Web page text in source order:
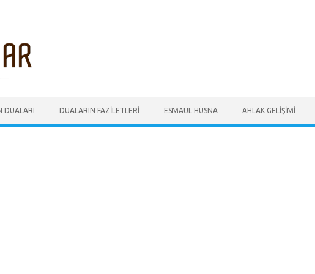
DUALARI DUALARIN FAZILETLERI ESMAÜL HÜSNA AHLAK GELIŞIMI